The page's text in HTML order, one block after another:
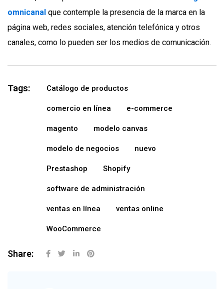
omnicanal que contemple la presencia de la marca en la
página web, redes sociales, atención telefónica y otros
canales, como lo pueden ser los medios de comunicación.
Tags: Catálogo de productos
comercio en línea e-commerce
magento modelo canvas
modelo de negocios nuevo
Prestashop Shopify
software de administración
ventas en línea ventas online
WooCommerce
Share: